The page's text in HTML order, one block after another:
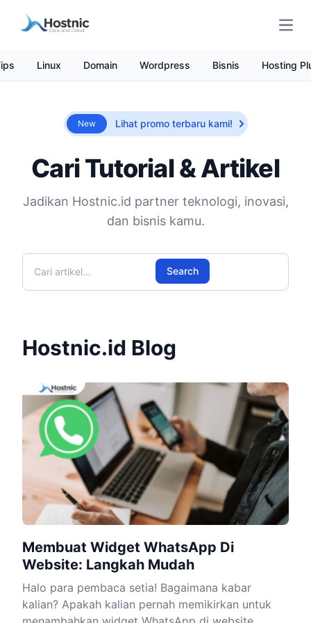
Linux Domain Wordpress Bisnis Hosting
New Lihat promo terbaru kami!
Cari Tutorial & Artikel
Jadikan Hostnic.id partner teknologi, inovasi,
dan bisnis kamu.
Cari artikel
Search
Hostnic.id Blog
Membuat Widget WhatsApp Di
Website: Langkah Mudah
Halo para pembaca setia! Bagaimana kabar
kalian? Apakah kalian pernah memikirkan untuk